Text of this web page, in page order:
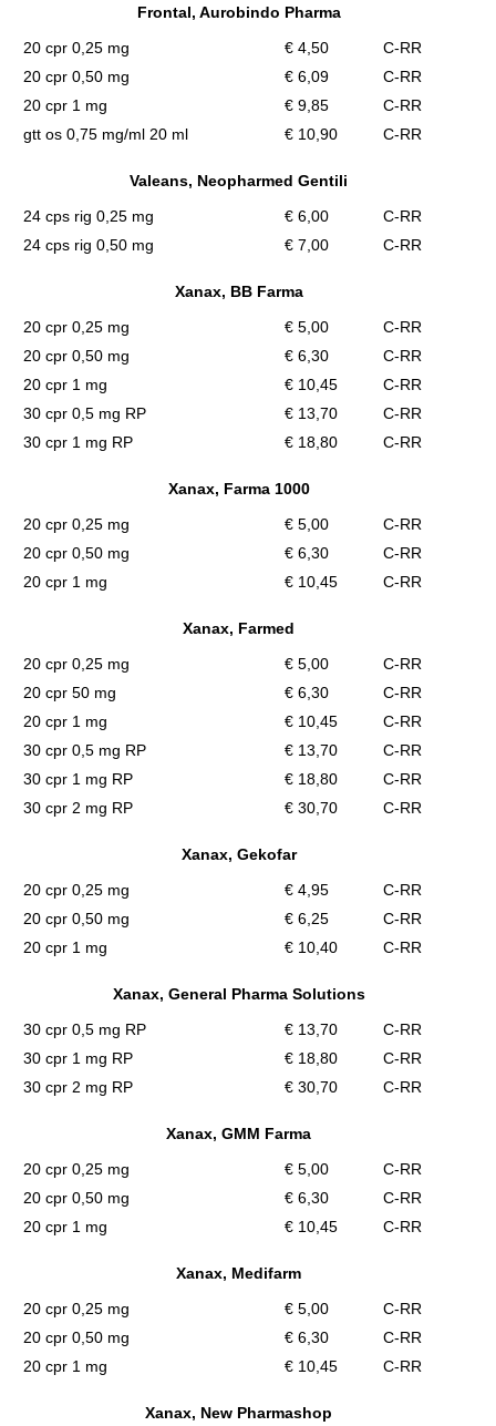
Frontal, Aurobindo Pharma
20 cpr 0,25 mg
€ 4,50
C-RR
20 cpr 0,50 mg
€ 6,09
C-RR
20 cpr 1 mg
€ 9,85
C-RR
gtt os 0,75 mg/ml 20 ml
€ 10,90 C-RR
Valeans, Neopharmed Gentili
24 cps rig 0,25 mg
€ 6,00
C-RR
24 cps rig 0,50 mg
€ 7,00 C-RR
Xanax, BB Farma
20 cpr 0,25 mg
€ 5,00
C-RR
20 cpr 0,50 mg
€ 6,30
C-RR
20 cpr 1 mg
€ 10,45
C-RR
30 cpr 0,5 mg RP
€ 13,70
C-RR
30 cpr 1 mg RP
€ 18,80 C-RR
Xanax, Farma 1000
20 cpr 0,25 mg
€ 5,00
C-RR
20 cpr 0,50 mg
€ 6,30
C-RR
20 cpr 1 mg
€ 10,45 C-RR
Xanax, Farmed
20 cpr 0,25 mg
€ 5,00
C-RR
20 cpr 50 mg
€ 6,30
C-RR
20 cpr 1 mg
€ 10,45
C-RR
30 cpr 0,5 mg RP
€ 13,70
C-RR
30 cpr 1 mg RP
€ 18,80
C-RR
30 cpr 2 mg RP
€ 30,70 C-RR
Xanax, Gekofar
20 cpr 0,25 mg
€ 4,95
C-RR
20 cpr 0,50 mg
€ 6,25
C-RR
20 cpr 1 mg
€ 10,40 C-RR
Xanax, General Pharma Solutions
30 cpr 0,5 mg RP
€ 13,70
C-RR
30 cpr 1 mg RP
€ 18,80
C-RR
30 cpr 2 mg RP
€ 30,70 C-RR
Xanax, GMM Farma
20 cpr 0,25 mg
€ 5,00
C-RR
20 cpr 0,50 mg
€ 6,30
C-RR
20 cpr 1 mg
€ 10,45 C-RR
Xanax, Medifarm
20 cpr 0,25 mg
€ 5,00
C-RR
20 cpr 0,50 mg
€ 6,30
C-RR
20 cpr 1 mg
€ 10,45 C-RR
Xanax, New Pharmashop